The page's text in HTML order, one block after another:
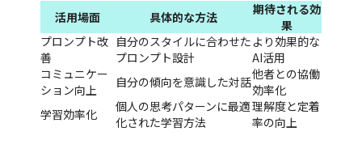
活用場面 具体的な方法
期待される効
果
プロンプト改
善
自分のスタイルに合わせた
プロンプト設計
より効果的な
AI活用
コミュニケー
ション向上
自分の傾向を意識した対話他者との協働
効率化
学習効率化
個人の思考パターンに最適
化された学習方法
理解度と定着
率の向上